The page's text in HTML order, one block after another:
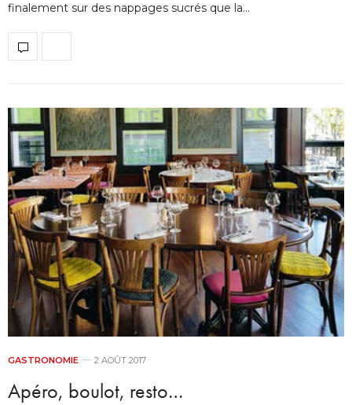
finalement sur des nappages sucrés que la…
GASTRONOMIE 2 AOÛT 2017
Apéro, boulot, resto…